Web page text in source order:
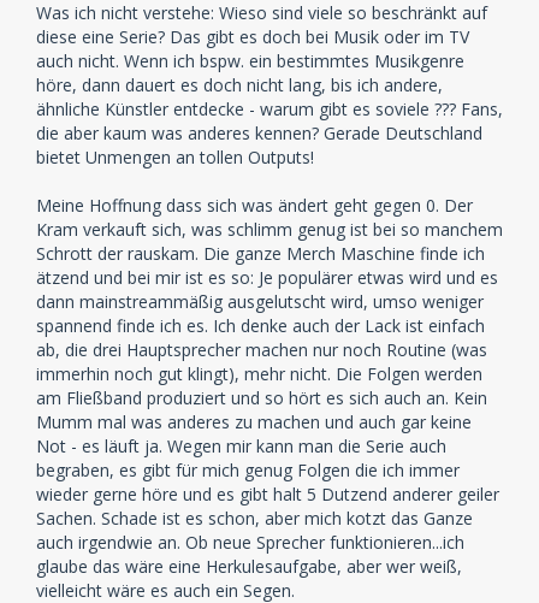
Was ich nicht verstehe: Wieso sind viele so beschränkt auf
diese eine Serie? Das gibt es doch bei Musik oder im TV
auch nicht. Wenn ich bspw. ein bestimmtes Musikgenre
höre, dann dauert es doch nicht lang, bis ich andere,
ähnliche Künstler entdecke - warum gibt es soviele ??? Fans,
die aber kaum was anderes kennen? Gerade Deutschland
bietet Unmengen an tollen Outputs!
Meine Hoffnung dass sich was ändert geht gegen 0. Der
Kram verkauft sich, was schlimm genug ist bei so manchem
Schrott der rauskam. Die ganze Merch Maschine finde ich
ätzend und bei mir ist es so: Je populärer etwas wird und es
dann mainstreammäßig ausgelutscht wird, umso weniger
spannend finde ich es. Ich denke auch der Lack ist einfach
ab, die drei Hauptsprecher machen nur noch Routine (was
immerhin noch gut klingt), mehr nicht. Die Folgen werden
am Fließband produziert und so hört es sich auch an. Kein
Mumm mal was anderes zu machen und auch gar keine
Not - es läuft ja. Wegen mir kann man die Serie auch
begraben, es gibt für mich genug Folgen die ich immer
wieder gerne höre und es gibt halt 5 Dutzend anderer geiler
Sachen. Schade ist es schon, aber mich kotzt das Ganze
auch irgendwie an. Ob neue Sprecher funktionieren...ich
glaube das wäre eine Herkulesaufgabe, aber wer weiß,
vielleicht wäre es auch ein Segen.